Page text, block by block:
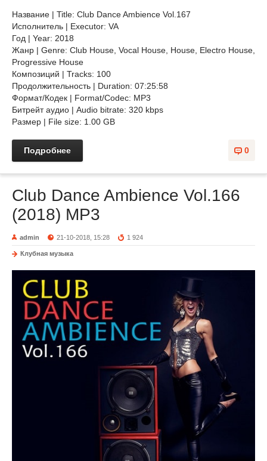
Название | Title: Club Dance Ambience Vol.167
Исполнитель | Executor: VA
Год | Year: 2018
Жанр | Genre: Club House, Vocal House, House, Electro House,
Progressive House
Композиций | Tracks: 100
Продолжительность | Duration: 07:25:58
Формат/Кодек | Format/Codec: MP3
Битрейт аудио | Audio bitrate: 320 kbps
Размер | File size: 1.00 GB
0
Подробнее
Club Dance Ambience Vol.166
(2018) MP3
admin 21-10-2018, 15:28 1 924
Клубная музыка